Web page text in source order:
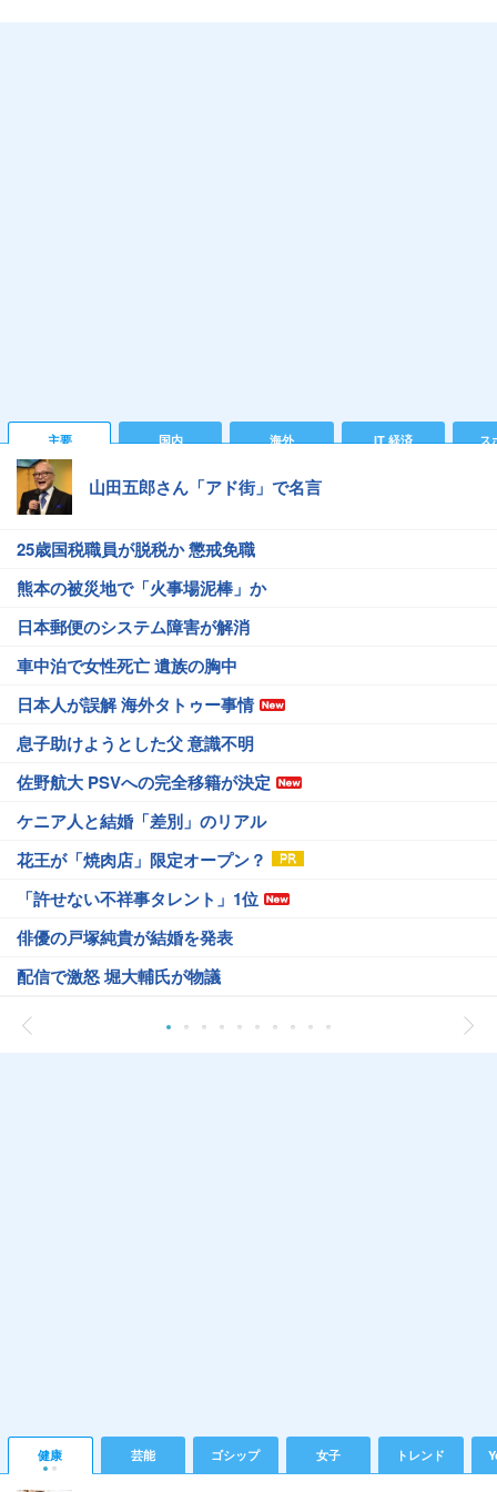
主要 国内 海外 IT 経済 ス
山田五郎さん「アド街」で名言
25歳国税職員が脱税か 懲戒免職
熊本の被災地で「火事場泥棒」か
日本郵便のシステム障害が解消
車中泊で女性死亡 遺族の胸中
日本人が誤解 海外タトゥー事情
息子助けようとした父 意識不明
佐野航大 PSVへの完全移籍が決定
ケニア人と結婚「差別」のリアル
花王が「焼肉店」限定オープン？
「許せない不祥事タレント」1位
俳優の戸塚純貴が結婚を発表
配信で激怒 堀大輔氏が物議
健康 芸能 ゴシップ 女子 トレンド